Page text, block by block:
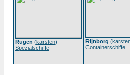
Rügen (karsten)
Spezialschiffe
Rijnborg (
Containerschiffe